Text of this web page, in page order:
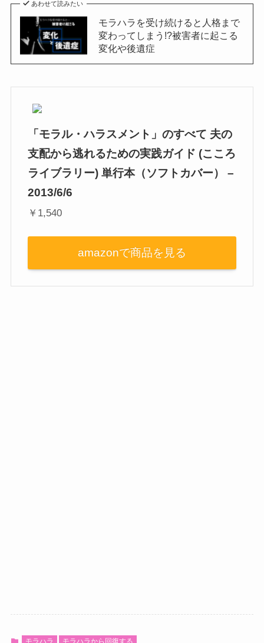
あわせて読みたい
モラハラを受け続けると人格まで
変わってしまう!?被害者に起こる
変化や後遺症
「モラル・ハラスメント」のすべて 夫の
支配から逃れるための実践ガイド (こころ
ライブラリー) 単行本（ソフトカバー） –
2013/6/6
￥1,540
amazonで商品を見る
モラハラ モラハラから回復する